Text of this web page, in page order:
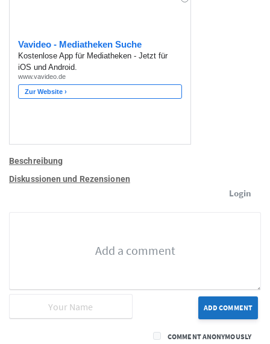
Beschreibung
Diskussionen und Rezensionen
Login
ADD COMMENT
COMMENT ANONYMOUSLY